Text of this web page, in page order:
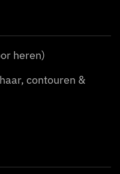
heren)
contouren &